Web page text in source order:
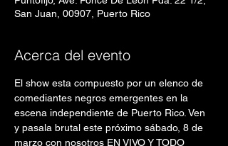
San Juan, 00907, Puerto Rico
Acerca del evento
El show esta compuesto por un elenco de
comediantes negros emergentes en la
escena independiente de Puerto Rico. Ven
y pasala brutal este próximo sábado, 8 de
marzo con nosotros EN VIVO Y TODO